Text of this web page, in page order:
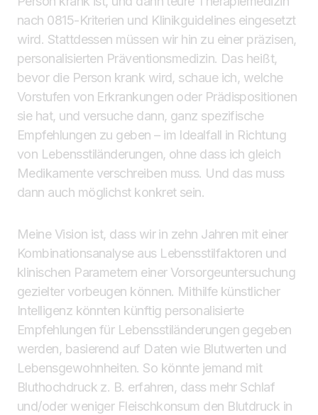
nach 0815-Kriterien und Klinikguidelines eingesetzt
wird. Stattdessen müssen wir hin zu einer präzisen,
personalisierten Präventionsmedizin. Das heißt,
bevor die Person krank wird, schaue ich, welche
Vorstufen von Erkrankungen oder Prädispositionen
sie hat, und versuche dann, ganz spezifische
Empfehlungen zu geben – im Idealfall in Richtung
von Lebensstiländerungen, ohne dass ich gleich
Medikamente verschreiben muss. Und das muss
dann auch möglichst konkret sein.
Meine Vision ist, dass wir in zehn Jahren mit einer
Kombinationsanalyse aus Lebensstilfaktoren und
klinischen Parametern einer Vorsorgeuntersuchung
gezielter vorbeugen können. Mithilfe künstlicher
Intelligenz könnten künftig personalisierte
Empfehlungen für Lebensstiländerungen gegeben
werden, basierend auf Daten wie Blutwerten und
Lebensgewohnheiten. So könnte jemand mit
Bluthochdruck z. B. erfahren, dass mehr Schlaf
und/oder weniger Fleischkonsum den Blutdruck in